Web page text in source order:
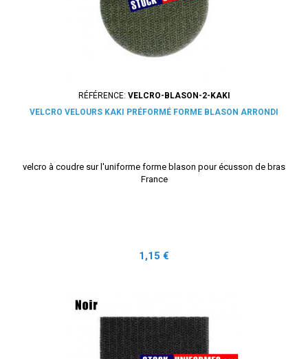
RÉFÉRENCE: VELCRO-BLASON-2-KAKI
VELCRO VELOURS KAKI PRÉFORMÉ FORME BLASON ARRONDI
velcro à coudre sur l'uniforme forme blason pour écusson de bras
France
Prix
1,15 €